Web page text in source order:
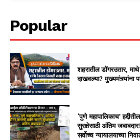
Popular
शहरातील डोंगरउतार,
दाखवल्या? मुख्यमंत्र्यांना
‘पुणे महापालिकाच’
सुरक्षेसाठी अंतिम
सर्वोच्च न्यायालयाच्या